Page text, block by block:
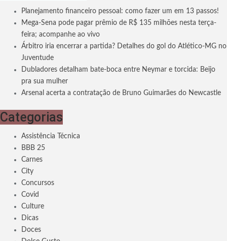
Planejamento financeiro pessoal: como fazer um em 13 passos!
Mega-Sena pode pagar prêmio de R$ 135 milhões nesta terça-
feira; acompanhe ao vivo
Árbitro iria encerrar a partida? Detalhes do gol do Atlético-MG no
Juventude
Dubladores detalham bate-boca entre Neymar e torcida: Beijo
pra sua mulher
Arsenal acerta a contratação de Bruno Guimarães do Newcastle
Categorias
Assistência Técnica
BBB 25
Carnes
City
Concursos
Covid
Culture
Dicas
Doces